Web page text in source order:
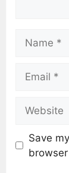
Save